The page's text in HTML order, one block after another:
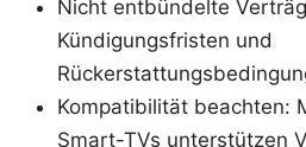
Nicht entbündelte
Kündigungsfristen und
Kompatibilität beachten:
Smart-TVs unterstützen